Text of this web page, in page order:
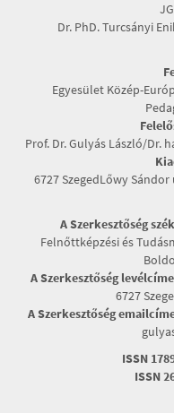
Dr. PhD. Turcsányi
Egyesület Közép-
Prof. Dr. Gulyás László/Dr.
6727 SzegedLőwy
A Szerkesztőség
Felnőttképzési és
A Szerkesztőség
6727
A Szerkesztőség
ISSN
ISSN